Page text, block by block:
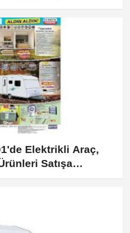
Elektrikli Araç,
Satışa